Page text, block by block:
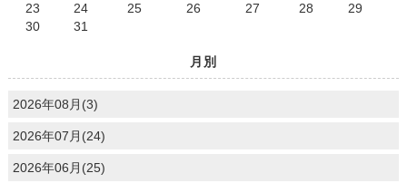
23
24 25 26 27 28
29
30
31
月別
2026年08月(3)
2026年07月(24)
2026年06月(25)